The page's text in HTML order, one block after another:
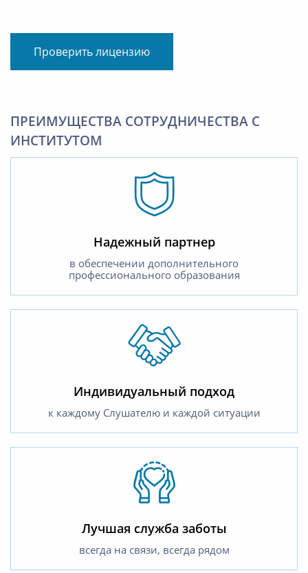
Проверить лицензию
ПРЕИМУЩЕСТВА СОТРУДНИЧЕСТВА С
ИНСТИТУТОМ
Надежный партнер
в обеспечении дополнительного
профессионального образования
Индивидуальный подход
к каждому Слушателю и каждой ситуации
Лучшая служба заботы
всегда на связи, всегда рядом